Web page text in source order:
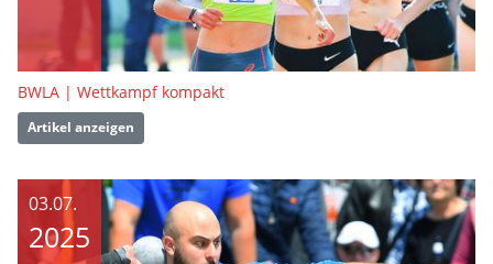
BWLA | Wettkampf kompakt
Artikel anzeigen
03.07.
2025